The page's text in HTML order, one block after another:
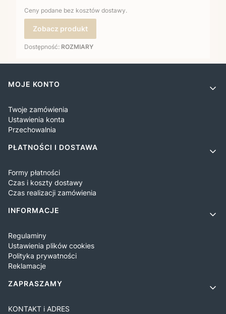
Ceny podane bez kosztów dostawy.
Zobacz produkt
Dostępność: ROZMIARY
Linki w stopce
MOJE KONTO
Twoje zamówienia
Ustawienia konta
Przechowalnia
PŁATNOŚCI I DOSTAWA
Formy płatności
Czas i koszty dostawy
Czas realizacji zamówienia
INFORMACJE
Regulaminy
Ustawienia plików cookies
Polityka prywatności
Reklamacje
ZAPRASZAMY
KONTAKT i ADRES